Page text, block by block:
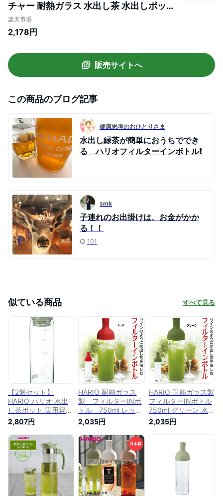
チャー 耐熱ガラス 水出し茶 水出しポット
水出し 茶ポット 冷茶ポット お茶 ボトル ポ
ット 緑茶 ウォーターボトル 熱湯OK スモ
HARIO
楽天市場
2,178円
販売サイトへ
この商品のブログ記事
健康思考のおひとりさま
水出し緑茶が簡単におうちででき
る ハリオフィルターインボトル❗️
smk
子連れのお出掛けは、お金がかか
る！！
101
似ている商品 すべて見る
【2個セット】
HARIO ハリオ 水出
し茶ポット 実用容量
1000ml スモーキー
グリーン 耐熱ガラス
製 熱湯・食洗器OK
冷水筒 日本製 MD-
10-SG お茶ポット ボ
トル 冷茶ポット 耐
熱 ピッチャー 耐熱
ガラス 熱湯 水出し
麦茶ポット ガラス
2,807円
HARIO 耐熱ガラス
製 フィルターINボ
トル 750ml レッド
【水出し ポット 水
出し ハリオ 水出し
茶 冷茶 水出し水出
し茶ポット フィルタ
ーインボトル 冷茶ポ
ット スリム お茶
日本茶 荒畑園 プレ
ゼント
2,035円
HARIO 耐熱ガラス製
フィルターINボトル
750ml グリーン 水出
し ポット ハリオ 水
出し茶 冷茶 水出し
インボトル 冷茶ポッ
ト スリム お茶 日本
茶 荒畑園 | フィルタ
茶器 水出しポット
水だし ボトル 耐熱
2,035円